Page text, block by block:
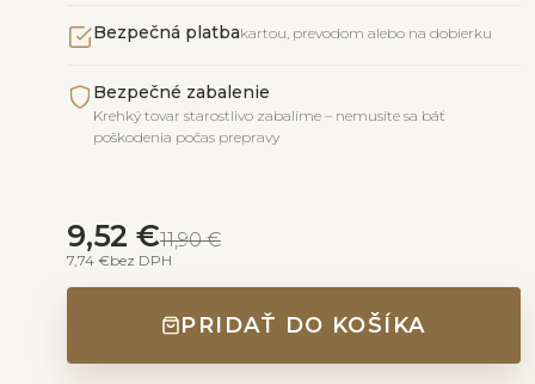
Bezpečná platbakartou, prevodom alebo na dobierku
Bezpečné zabalenie
Krehký tovar starostlivo zabalíme – nemusíte sa báť
poškodenia počas prepravy
9,52 €11,90 €
7,74 €bez DPH
PRIDAŤ DO KOŠÍKA